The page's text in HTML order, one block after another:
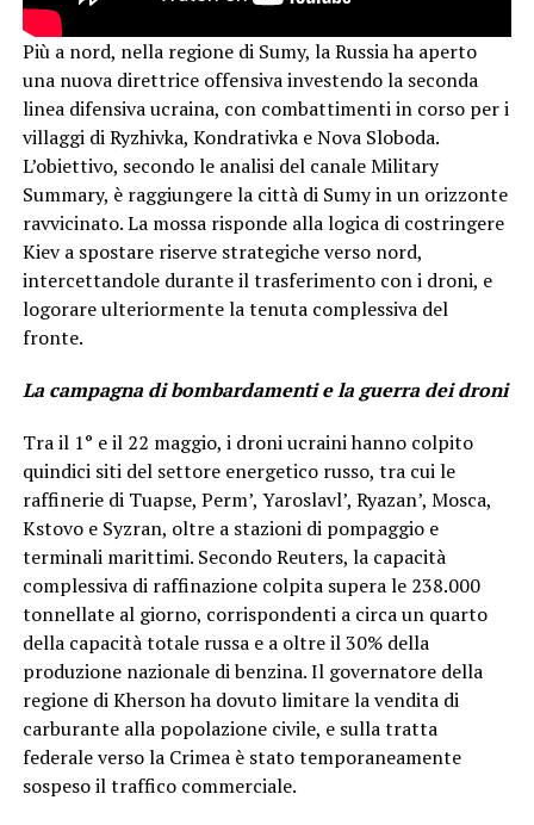
Più a nord, nella regione di Sumy, la Russia ha aperto
una nuova direttrice offensiva investendo la seconda
linea difensiva ucraina, con combattimenti in corso per i
villaggi di Ryzhivka, Kondrativka e Nova Sloboda.
L’obiettivo, secondo le analisi del canale Military
Summary, è raggiungere la città di Sumy in un orizzonte
ravvicinato. La mossa risponde alla logica di costringere
Kiev a spostare riserve strategiche verso nord,
intercettandole durante il trasferimento con i droni, e
logorare ulteriormente la tenuta complessiva del
fronte.
La campagna di bombardamenti e la guerra dei droni
Tra il 1° e il 22 maggio, i droni ucraini hanno colpito
quindici siti del settore energetico russo, tra cui le
raffinerie di Tuapse, Perm’, Yaroslavl’, Ryazan’, Mosca,
Kstovo e Syzran, oltre a stazioni di pompaggio e
terminali marittimi. Secondo Reuters, la capacità
complessiva di raffinazione colpita supera le 238.000
tonnellate al giorno, corrispondenti a circa un quarto
della capacità totale russa e a oltre il 30% della
produzione nazionale di benzina. Il governatore della
regione di Kherson ha dovuto limitare la vendita di
carburante alla popolazione civile, e sulla tratta
federale verso la Crimea è stato temporaneamente
sospeso il traffico commerciale.